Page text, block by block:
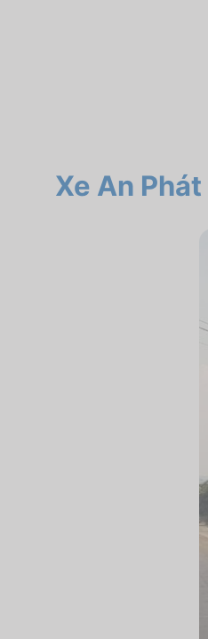
Xe An Phát